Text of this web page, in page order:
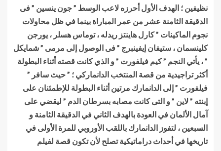
نظيفين ؛ الهدف الأول أحرزه لاعب الوسط ” جون ينسين ” فى
الدقيقة الثامنة عشر من عمر المباراة بينما في ظل محاولات
نجوم الماكينات ” كارل هاينتز ريدله ، توماس هسلر ، يورجن
كلينسمان ، ستيفان إيفينبرج ” فى الوصول إلى مرمى ” شمايكل
” ، يأتي النجم ” كيم فيلفورت ” و الذي كانت قصته أثناء البطولة
أكثر تراجيدية من قصة المنتخب الدانماركي ؛ ” حيث سافر ”
فيلفورت ” إلى الدانمارك مرتين أثناء البطولة للإطمئنان على
إبنته ” لاين ” و التى كانت مصابه بسرطان الدم ” ليقضي على
آمال الألمان في العودة بالهدف الثاني في الدقيقة الثامنة و
السبعين ، لتفوز الدانمارك باللقب الأوروبي للمرة الأولى في
تاريخها في أحداث دراماتيكية تصلح لأن تكون قصة لفيلم